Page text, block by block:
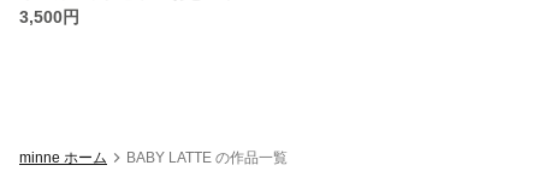
3,500円
minne ホーム BABY LATTE の作品一覧